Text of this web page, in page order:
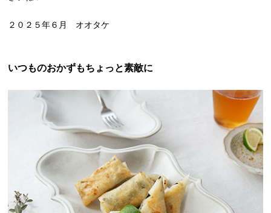
２０２５年６月 オオタケ
いつものおかずもちょっと素敵に